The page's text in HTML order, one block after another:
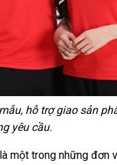
hỗ trợ giao sản
yêu cầu.
một trong những đơn